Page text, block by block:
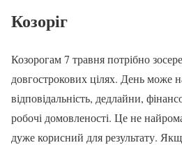
Козоріг
Козорогам 7 травня потрібно
довгострокових цілях. День може
відповідальність, дедлайни,
робочі домовленості. Це не
дуже корисний для результату.